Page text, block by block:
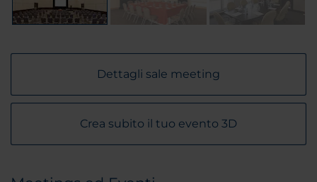
Dettagli sale meeting
Crea subito il tuo evento 3D